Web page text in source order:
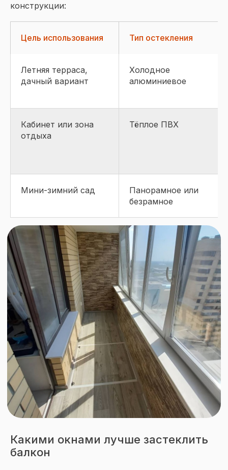
конструкции:
Цель использования Тип остекления
Летняя терраса,
дачный вариант
Холодное
алюминиевое
Кабинет или зона
отдыха
Тёплое ПВХ
Мини-зимний сад
Панорамное или
безрамное
Какими окнами лучше застеклить
балкон
Подписаться